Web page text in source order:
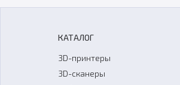
КАТАЛОГ
3D-принтеры
3D-сканеры